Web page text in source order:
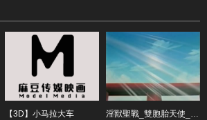
【3D】小马拉大车